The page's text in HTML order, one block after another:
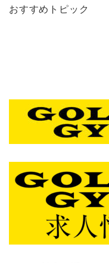
おすすめトピック